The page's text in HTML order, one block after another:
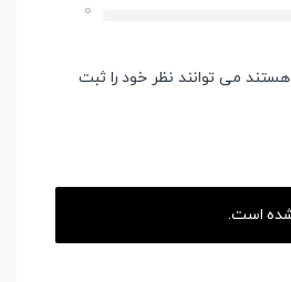
0
می توانند نظر خود را ثبت
است.